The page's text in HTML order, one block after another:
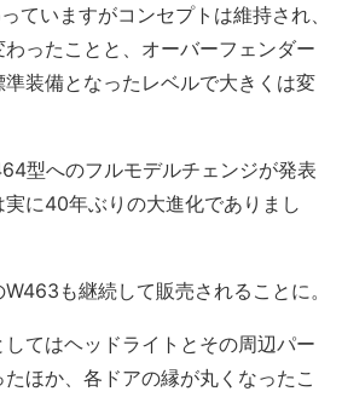
ていますがコンセプトは維持され、
わったことと、オーバーフェンダー
装備となったレベルで大きくは変
型へのフルモデルチェンジが発表
に40年ぶりの大進化でありまし
も継続して販売されることに。
てはヘッドライトとその周辺パー
ほか、各ドアの縁が丸くなったこ